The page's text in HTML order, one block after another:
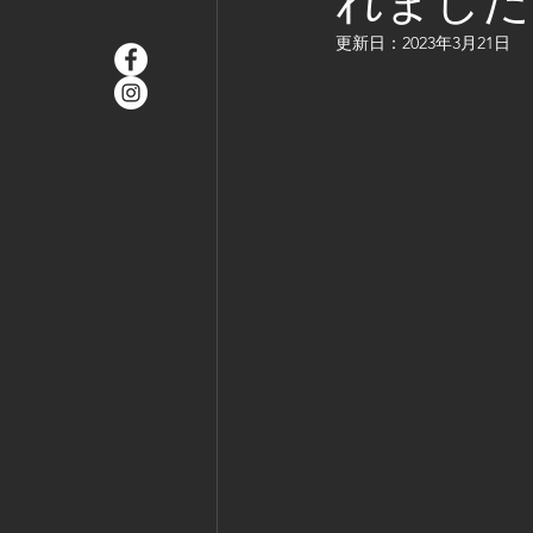
更新日： 2023年3月21日